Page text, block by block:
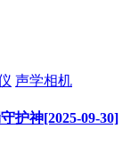
声学相机
护神[2025-09-30]